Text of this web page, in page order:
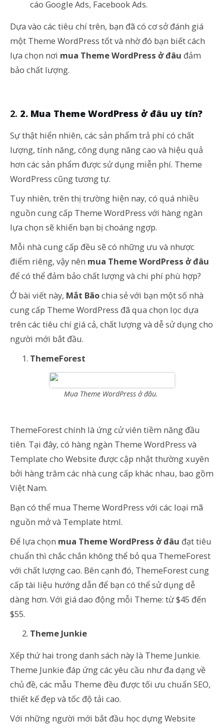
cáo Google Ads, Facebook Ads.
Dựa vào các tiêu chí trên, bạn đã có cơ sở đánh giá
một Theme WordPress tốt và nhờ đó bạn biết cách
lựa chọn nơi mua Theme WordPress ở đâu đảm
bảo chất lượng.
2. Mua Theme WordPress ở đâu uy tín?
Sự thật hiển nhiên, các sản phẩm trả phí có chất
lượng, tính năng, công dụng nâng cao và hiệu quả
hơn các sản phẩm được sử dụng miễn phí. Theme
WordPress cũng tương tự.
Tuy nhiên, trên thị trường hiện nay, có quá nhiều
nguồn cung cấp Theme WordPress với hàng ngàn
lựa chọn sẽ khiến bạn bị choáng ngợp.
Mỗi nhà cung cấp đều sẽ có những ưu và nhược
điểm riêng, vậy nên mua Theme WordPress ở đâu
để có thể đảm bảo chất lượng và chi phí phù hợp?
Ở bài viết này, Mắt Bãochia sẻ với bạn một số nhà
cung cấp Theme WordPress đã qua chọn lọc dựa
trên các tiêu chí giá cả, chất lượng và dễ sử dụng cho
người mới bắt đầu.
ThemeForest
Mua Theme WordPress ở đâu.
ThemeForest chính là ứng cử viên tiềm năng đầu
tiên. Tại đây, có hàng ngàn Theme WordPress và
Template cho Website được cập nhật thường xuyên
bởi hàng trăm các nhà cung cấp khác nhau, bao gồm
Việt Nam.
Bạn có thể mua Theme WordPress với các loại mã
nguồn mở và Template html.
Để lựa chọn mua Theme WordPress ở đâu đạt tiêu
chuẩn thì chắc chắn không thể bỏ qua ThemeForest
với chất lượng cao. Bên cạnh đó, ThemeForest cung
cấp tài liệu hướng dẫn để bạn có thể sử dụng dễ
dàng hơn. Với giá dao động mỗi Theme: từ $45 đến
$55.
Theme Junkie
Xếp thứ hai trong danh sách này là Theme Junkie.
Theme Junkie đáp ứng các yêu cầu như đa dạng về
chủ đề, các mẫu Theme đều được tối ưu chuẩn SEO,
thiết kế đẹp và tốc độ tải cao.
Với những người mới bắt đầu học dựng Website